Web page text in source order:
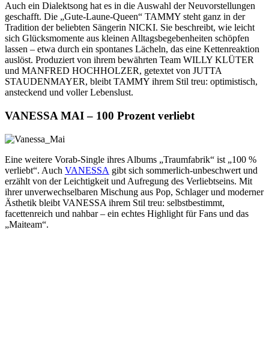
Auch ein Dialektsong hat es in die Auswahl der Neuvorstellungen
geschafft. Die „Gute-Laune-Queen“ TAMMY steht ganz in der
Tradition der beliebten Sängerin NICKI. Sie beschreibt, wie leicht
sich Glücksmomente aus kleinen Alltagsbegebenheiten schöpfen
lassen – etwa durch ein spontanes Lächeln, das eine Kettenreaktion
auslöst. Produziert von ihrem bewährten Team WILLY KLÜTER
und MANFRED HOCHHOLZER, getextet von JUTTA
STAUDENMAYER, bleibt TAMMY ihrem Stil treu: optimistisch,
ansteckend und voller Lebenslust.
VANESSA MAI – 100 Prozent verliebt
Eine weitere Vorab-Single ihres Albums „Traumfabrik“ ist „100 %
verliebt“. Auch VANESSA gibt sich sommerlich-unbeschwert und
erzählt von der Leichtigkeit und Aufregung des Verliebtseins. Mit
ihrer unverwechselbaren Mischung aus Pop, Schlager und moderner
Ästhetik bleibt VANESSA ihrem Stil treu: selbstbestimmt,
facettenreich und nahbar – ein echtes Highlight für Fans und das
„Maiteam“.